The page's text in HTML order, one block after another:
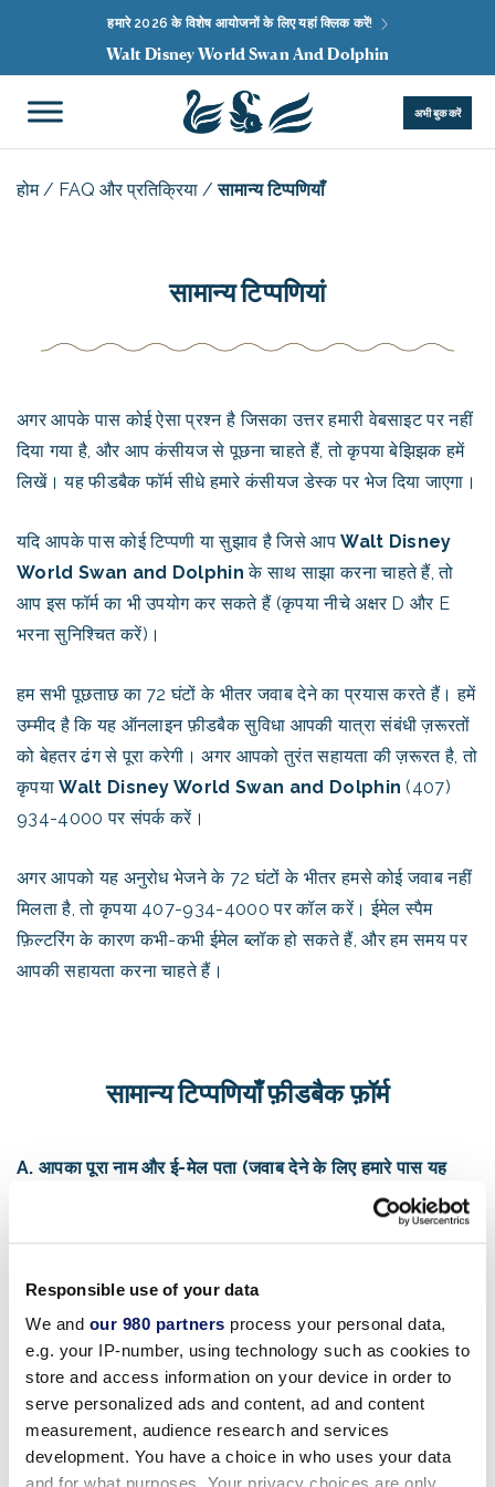
Responsible use of your data
We and our 980 partners process your personal data,
e.g. your IP-number, using technology such as cookies to
store and access information on your device in order to
serve personalized ads and content, ad and content
measurement, audience research and services
development. You have a choice in who uses your data
हमारे 2026 के विशेष आयोजनों के लिए यहां क्लिक करें!
Walt Disney World Swan And Dolphin
अभी बुक करें
होम/ FAQ और प्रतिक्रिया /सामान्य टिप्पणियाँ
सामान्य टिप्पणियां
अगर आपके पास कोई ऐसा प्रश्न है जिसका उत्तर हमारी वेबसाइट पर नहीं
दिया गया है, और आप कंसीयज से पूछना चाहते हैं, तो कृपया बेझिझक हमें
लिखें। यह फीडबैक फॉर्म सीधे हमारे कंसीयज डेस्क पर भेज दिया जाएगा।
यदि आपके पास कोई टिप्पणी या सुझाव है जिसे आपWalt Disney
World Swan and Dolphin के साथ साझा करना चाहते हैं, तो
आप इस फॉर्म का भी उपयोग कर सकते हैं (कृपया नीचे अक्षर D और E
भरना सुनिश्चित करें)।
हम सभी पूछताछ का 72 घंटों के भीतर जवाब देने का प्रयास करते हैं। हमें
उम्मीद है कि यह ऑनलाइन फ़ीडबैक सुविधा आपकी यात्रा संबंधी ज़रूरतों
को बेहतर ढंग से पूरा करेगी। अगर आपको तुरंत सहायता की ज़रूरत है, तो
कृपयाWalt Disney World Swan and Dolphin (407)
934-4000 पर संपर्क करें।
अगर आपको यह अनुरोध भेजने के 72 घंटों के भीतर हमसे कोई जवाब नहीं
मिलता है, तो कृपया 407-934-4000 पर कॉल करें। ईमेल स्पैम
फ़िल्टरिंग के कारण कभी-कभी ईमेल ब्लॉक हो सकते हैं, और हम समय पर
आपकी सहायता करना चाहते हैं।
सामान्य टिप्पणियाँ फ़ीडबैक फ़ॉर्म
A. आपका पूरा नाम और ई-मेल पता (जवाब देने के लिए हमारे पास यह
आपका ईमेल पता:
दी गई सभी जानकारी को गोपनीय रखा जाता है
बी. कृपया एक को चुनें: